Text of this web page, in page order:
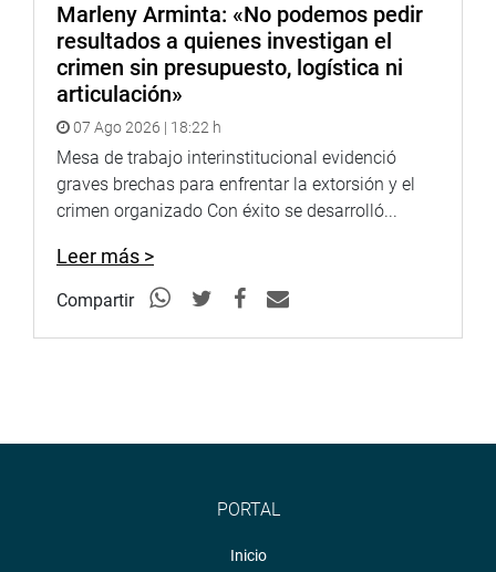
Marleny Arminta: «No podemos pedir
resultados a quienes investigan el
crimen sin presupuesto, logística ni
articulación»
07 Ago 2026 | 18:22 h
Mesa de trabajo interinstitucional evidenció
graves brechas para enfrentar la extorsión y el
crimen organizado Con éxito se desarrolló...
Leer más >
Compartir
PORTAL
Inicio